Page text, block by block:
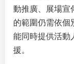
動推廣、展場宣
的範圍仍需依個
能同時提供活動
援。